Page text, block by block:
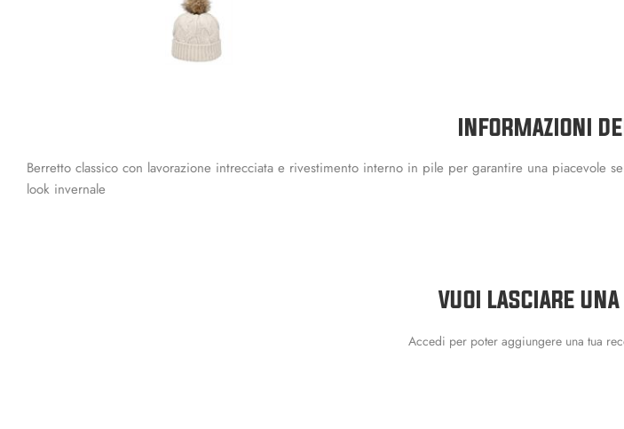
INFORMAZIONI
Berretto classico con lavorazione intrecciata e rivestimento interno in pile per garantire una
look invernale
VUOI LASCIARE
Accedi per poter aggiungere una tua